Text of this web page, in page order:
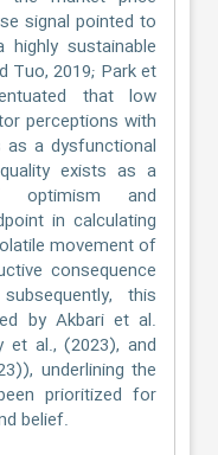
signal pointed to
sustainable
Tuo, 2019; Park et
that low
perceptions with
a dysfunctional
exists as a
optimism and
in calculating
movement of
consequence
this
by Akbari et al.
et al., (2023), and
underlining the
prioritized for
belief.